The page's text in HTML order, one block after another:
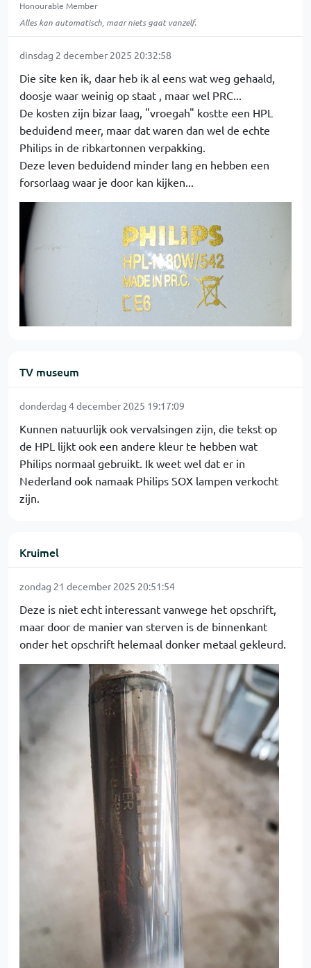
Honourable Member
Alles kan automatisch, maar niets gaat vanzelf.
dinsdag 2 december 2025 20:32:58
Die site ken ik, daar heb ik al eens wat weg gehaald,
doosje waar weinig op staat , maar wel PRC...
De kosten zijn bizar laag, "vroegah" kostte een HPL
beduidend meer, maar dat waren dan wel de echte
Philips in de ribkartonnen verpakking.
Deze leven beduidend minder lang en hebben een
forsorlaag waar je door kan kijken...
TV museum
donderdag 4 december 2025 19:17:09
Kunnen natuurlijk ook vervalsingen zijn, die tekst op
de HPL lijkt ook een andere kleur te hebben wat
Philips normaal gebruikt. Ik weet wel dat er in
Nederland ook namaak Philips SOX lampen verkocht
zijn.
Kruimel
zondag 21 december 2025 20:51:54
Deze is niet echt interessant vanwege het opschrift,
maar door de manier van sterven is de binnenkant
onder het opschrift helemaal donker metaal gekleurd.